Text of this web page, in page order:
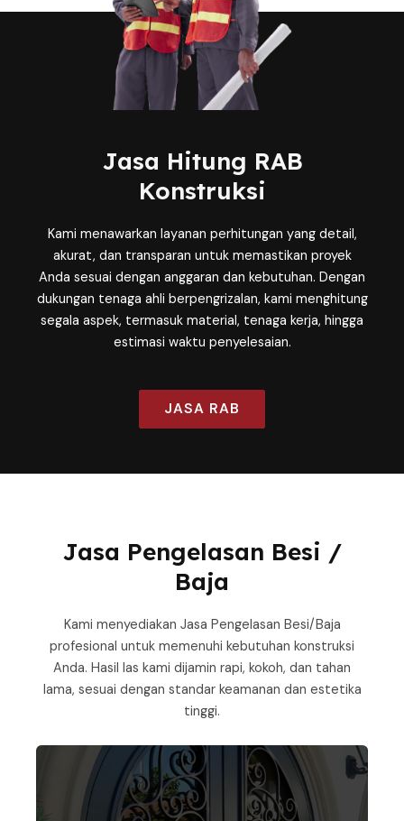
Jasa Hitung RAB
Konstruksi
Kami menawarkan layanan perhitungan yang detail,
akurat, dan transparan untuk memastikan proyek
Anda sesuai dengan anggaran dan kebutuhan. Dengan
dukungan tenaga ahli berpengrizalan, kami menghitung
segala aspek, termasuk material, tenaga kerja, hingga
estimasi waktu penyelesaian.
JASA RAB
Jasa Pengelasan Besi /
Baja
Kami menyediakan Jasa Pengelasan Besi/Baja
profesional untuk memenuhi kebutuhan konstruksi
Anda. Hasil las kami dijamin rapi, kokoh, dan tahan
lama, sesuai dengan standar keamanan dan estetika
tinggi.